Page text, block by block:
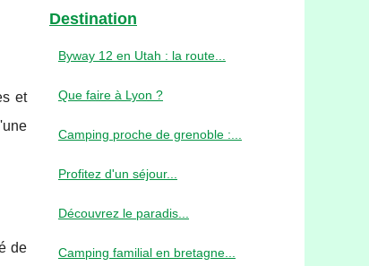
et
de
Destination
Byway 12 en Utah : la route...
Que faire à Lyon ?
Camping proche de grenoble :...
Profitez d'un séjour...
Découvrez le paradis...
Camping familial en bretagne...